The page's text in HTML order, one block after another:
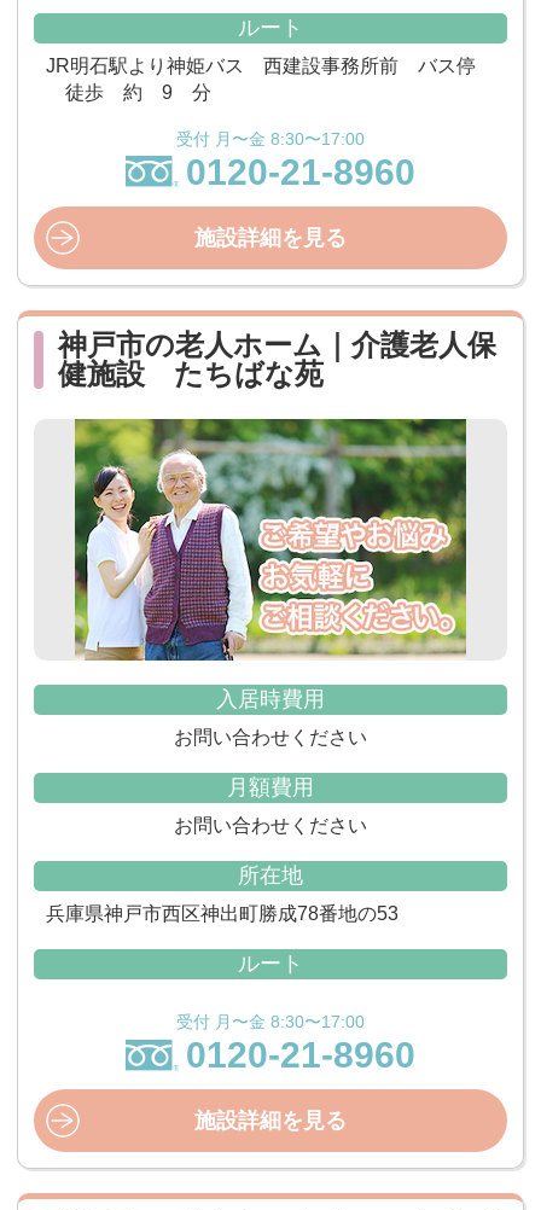
ルート
JR明石駅より神姫バス 西建設事務所前 バス停
徒歩 約 9 分
受付 月〜金 8:30〜17:00
0120-21-8960
施設詳細を見る
神戸市の老人ホーム｜介護老人保
健施設 たちばな苑
入居時費用
お問い合わせください
月額費用
お問い合わせください
所在地
兵庫県神戸市西区神出町勝成78番地の53
ルート
受付 月〜金 8:30〜17:00
0120-21-8960
施設詳細を見る